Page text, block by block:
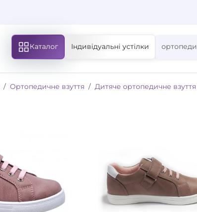
Каталог Індивідуальні устілки
Ортопедичне взуття Дитяче ортопедичне взуття